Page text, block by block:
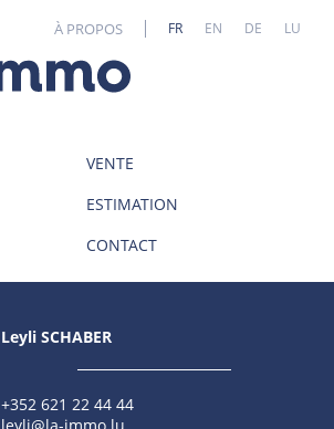
VENTE
ESTIMATION
CONTACT
À PROPOS FR EN DE LU
Leyli SCHABER
+352 621 22 44 44